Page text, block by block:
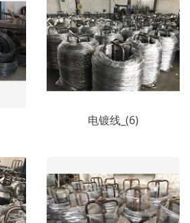
电镀线_(6)